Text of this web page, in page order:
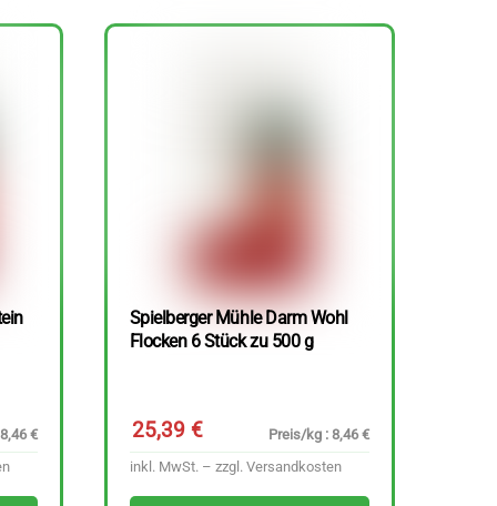
€
Spielberger Mühle Darm Wohl
Flocken 6 Stück zu 500 g
25,39€
Preis/kg : 8,46 €
inkl. MwSt. – zzgl. Versandkosten